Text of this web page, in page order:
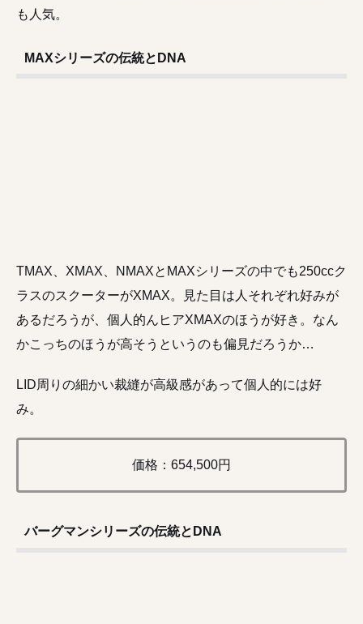
も人気。
MAXシリーズの伝統とDNA
TMAX、XMAX、NMAXとMAXシリーズの中でも250ccク
ラスのスクーターがXMAX。見た目は人それぞれ好みが
あるだろうが、個人的んヒアXMAXのほうが好き。なん
かこっちのほうが高そうというのも偏見だろうか…
LID周りの細かい裁縫が高級感があって個人的には好
み。
価格：654,500円
バーグマンシリーズの伝統とDNA